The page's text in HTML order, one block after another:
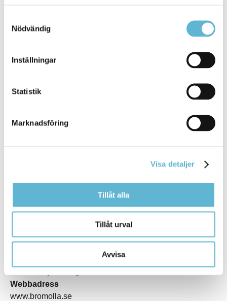
Nödvändig
Inställningar
Statistik
Marknadsföring
Visa detaljer
Tillåt alla
Tillåt urval
Avvisa
KONTAKT
Besöksadress
Kommunhuset, Storgatan 48
Postadress
Webbadress
www.bromolla.se